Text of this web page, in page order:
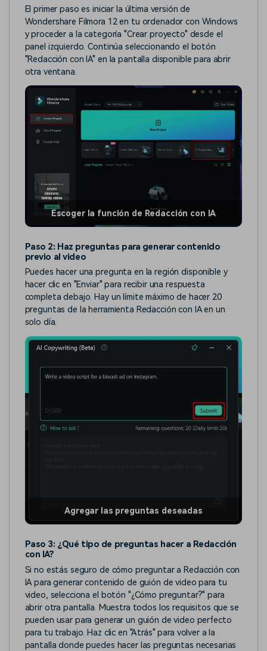
El primer paso es iniciar la última versión de
Wondershare Filmora 12 en tu ordenador con Windows
y proceder a la categoría "Crear proyecto" desde el
panel izquierdo. Continúa seleccionando el botón
"Redacción con IA" en la pantalla disponible para abrir
otra ventana.
Escoger la función de Redacción con IA
Paso 2: Haz preguntas para generar contenido
previo al video
Puedes hacer una pregunta en la región disponible y
hacer clic en "Enviar" para recibir una respuesta
completa debajo. Hay un límite máximo de hacer 20
preguntas de la herramienta Redacción con IA en un
solo día.
Agregar las preguntas deseadas
Paso 3: ¿Qué tipo de preguntas hacer a Redacción
con IA?
Si no estás seguro de cómo preguntar a Redacción con
IA para generar contenido de guión de video para tu
video, selecciona el botón "¿Cómo preguntar?" para
abrir otra pantalla. Muestra todos los requisitos que se
pueden usar para generar un guión de video perfecto
para tu trabajo. Haz clic en "Atrás" para volver a la
pantalla donde puedes hacer las preguntas necesarias